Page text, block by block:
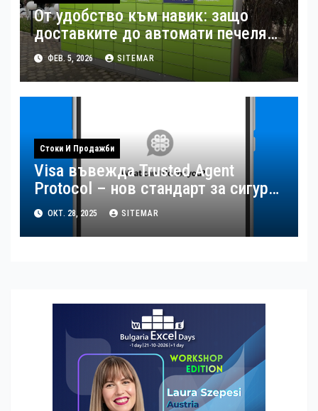
От удобство към навик: защо
доставките до автомати печелят
потребителите
ФЕВ. 5, 2026 SITEMAR
Стоки И Продажби
Visa въвежда Trusted Agent
Protocol – нов стандарт за сигурна
AI търговия
ОКТ. 28, 2025 SITEMAR